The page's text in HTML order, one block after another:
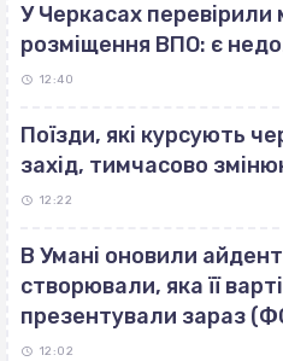
У Черкасах перевірили
розміщення ВПО: є
12:40
Поїзди, які курсують
захід, тимчасово
12:22
В Умані оновили
створювали, яка її
презентували зараз
12:02